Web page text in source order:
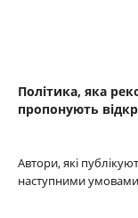
Політика, яка
пропонують
Автори, які
наступними